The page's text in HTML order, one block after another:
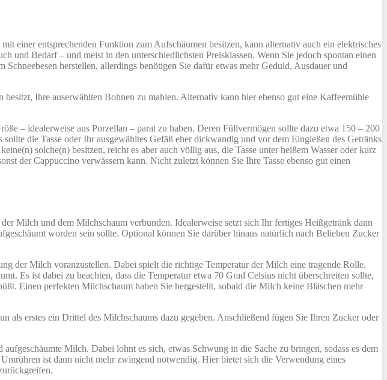
einer entsprechenden Funktion zum Aufschäumen besitzen, kann alternativ auch ein elektrisches
und Bedarf – und meist in den unterschiedlichsten Preisklassen. Wenn Sie jedoch spontan einen
herstellen, allerdings benötigen Sie dafür etwas mehr Geduld, Ausdauer und
Ihre auserwählten Bohnen zu mahlen. Alternativ kann hier ebenso gut eine Kaffeemühle
– idealerweise aus Porzellan – parat zu haben. Deren Füllvermögen sollte dazu etwa 150 – 200
die Tasse oder Ihr ausgewähltes Gefäß eher dickwandig und vor dem Eingießen des Getränks
solche(n) besitzen, reicht es aber auch völlig aus, die Tasse unter heißem Wasser oder kurz
der Cappuccino verwässern kann. Nicht zuletzt können Sie Ihre Tasse ebenso gut einen
Milch und dem Milchschaum verbunden. Idealerweise setzt sich Ihr fertiges Heißgetränk dann
worden sein sollte. Optional können Sie darüber hinaus natürlich nach Belieben Zucker
der Milch voranzustellen. Dabei spielt die richtige Temperatur der Milch eine tragende Rolle.
Es ist dabei zu beachten, dass die Temperatur etwa 70 Grad Celsius nicht überschreiten sollte,
Einen perfekten Milchschaum haben Sie hergestellt, sobald die Milch keine Bläschen mehr
als erstes ein Drittel des Milchschaums dazu gegeben. Anschließend fügen Sie Ihren Zucker oder
Milch. Dabei lohnt es sich, etwas Schwung in die Sache zu bringen, sodass es dem
ist dann nicht mehr zwingend notwendig. Hier bietet sich die Verwendung eines